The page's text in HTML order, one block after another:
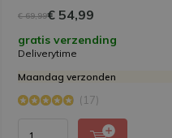
€ 69,99€ 54,99
gratis verzending
Deliverytime
Maandag verzonden
(17)